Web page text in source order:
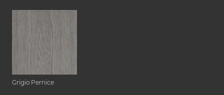
Grigio Pernice